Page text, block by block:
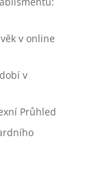
v online
v
Průhled